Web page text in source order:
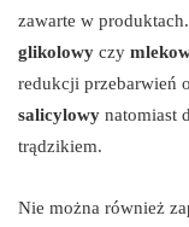
zawarte w
glikolowy czy
redukcji przebarwień
salicylowy natomiast
trądzikiem.
Nie można również